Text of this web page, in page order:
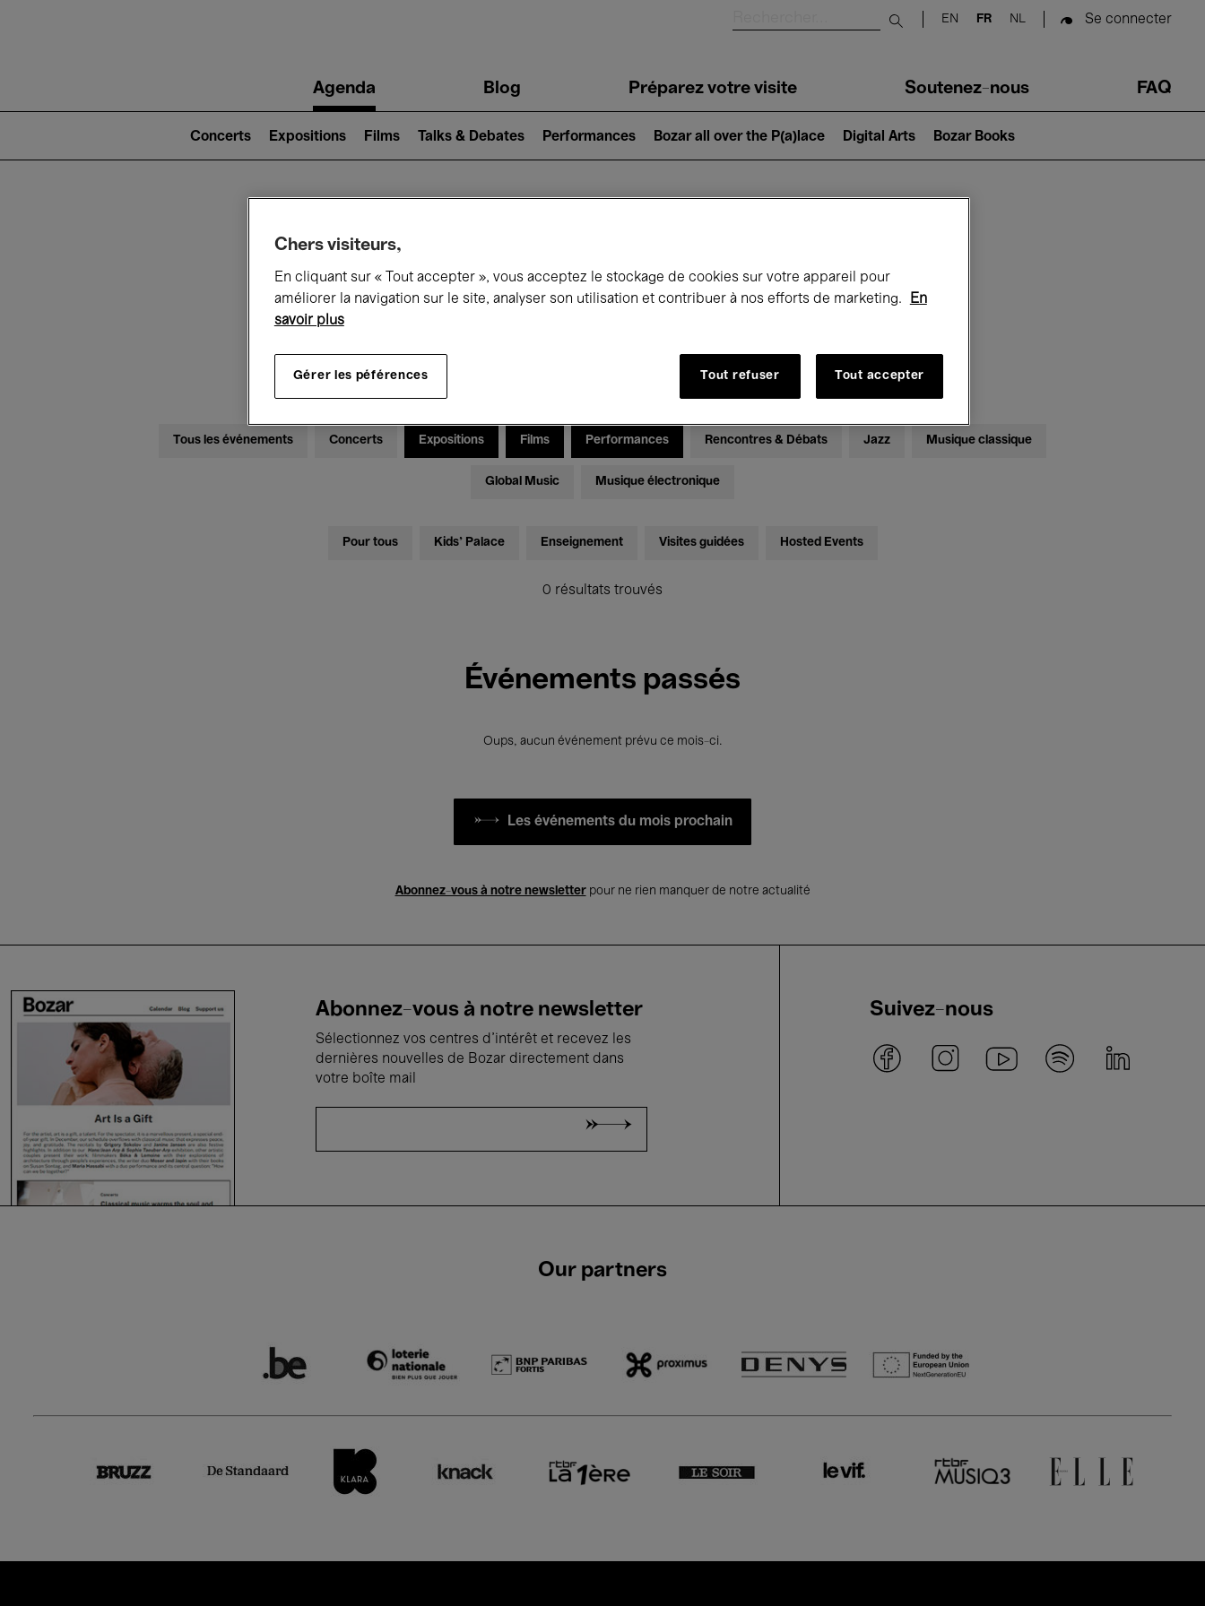
Submit search
EN FR NL Se connecter
navigationAgenda Blog Préparez votre visite Soutenez-nous FAQ
2)
Concerts Expositions Films Talks & Debates Performances Bozar all over the P(a)lace Digital Arts Bozar Books
Ce qui se passe à Bozar
Tous les événements Concerts Expositions Films Performances Rencontres & Débats Jazz Musique classique
Global Music Musique électronique
Pour tous Kids’ Palace Enseignement Visites guidées Hosted Events
0 résultats trouvés
Événements passés
Oups, aucun événement prévu ce mois-ci.
Les événements du mois prochain
Abonnez-vous à notre newsletterpour ne rien manquer de notre actualité
Abonnez-vous à notre newsletter
Sélectionnez vos centres d'intérêt et recevez les
dernières nouvelles de Bozar directement dans
votre boîte mail
Suivez-nous
Our partners
Chers visiteurs,
En cliquant sur « Tout accepter », vous acceptez le stockage de cookies sur votre appareil pour
améliorer la navigation sur le site, analyser son utilisation et contribuer à nos efforts de marketing.
En
savoir plus
Gérer les péférences Tout refuser Tout accepter